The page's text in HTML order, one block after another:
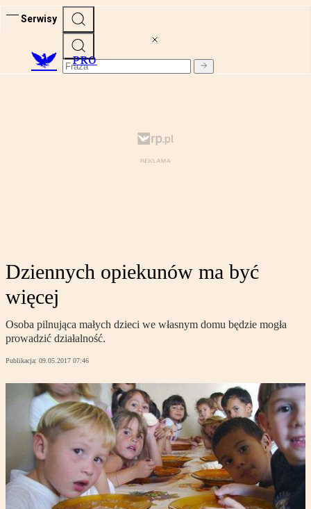
Serwisy
PRO
Dziennych opiekunów ma być
więcej
Osoba pilnująca małych dzieci we własnym domu będzie mogła
prowadzić działalność.
Publikacja: 09.05.2017 07:46